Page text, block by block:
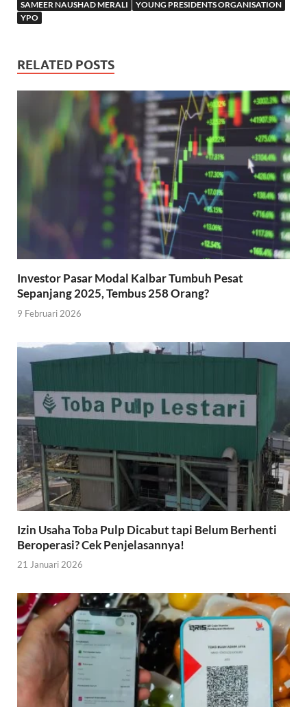
SAMEER NAUSHAD MERALI
YOUNG PRESIDENTS ORGANISATION
YPO
RELATED POSTS
Investor Pasar Modal Kalbar Tumbuh Pesat
Sepanjang 2025, Tembus 258 Orang?
9 Februari 2026
Izin Usaha Toba Pulp Dicabut tapi Belum Berhenti
Beroperasi? Cek Penjelasannya!
21 Januari 2026